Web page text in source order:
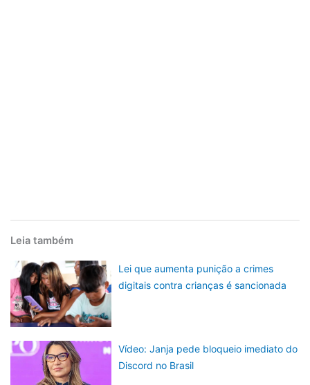
Leia também
Lei que aumenta punição a crimes
digitais contra crianças é sancionada
Vídeo: Janja pede bloqueio imediato do
Discord no Brasil